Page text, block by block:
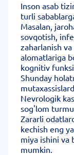
Inson asab
turli
Masalan,
sovqotish,
zaharlanish
alomatlariga
kognitiv
Shunday
Nevrologik
sog'lom
Zararli
kechish eng
miya ishini va
mumkin.